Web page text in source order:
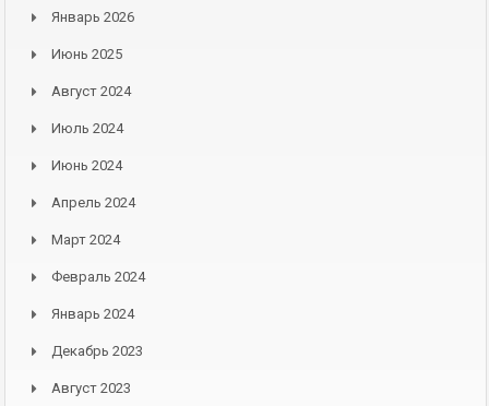
Январь 2026
Июнь 2025
Август 2024
Июль 2024
Июнь 2024
Апрель 2024
Март 2024
Февраль 2024
Январь 2024
Декабрь 2023
Август 2023